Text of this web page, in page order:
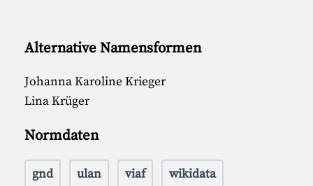
Alternative Namensformen
Johanna Karoline Krieger
Lina Krüger
Normdaten
gnd ulan viaf
wikidata